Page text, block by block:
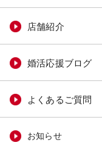
店舗紹介
婚活応援ブログ
よくあるご質問
お知らせ